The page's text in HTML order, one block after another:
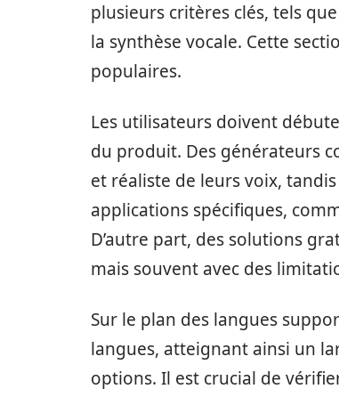
plusieurs critères clés, tels
la synthèse vocale. Cette
populaires.
Les utilisateurs doivent
du produit. Des générateurs
et réaliste de leurs voix,
applications spécifiques,
D’autre part, des solutions
mais souvent avec des
Sur le plan des langues
langues, atteignant ainsi un
options. Il est crucial de